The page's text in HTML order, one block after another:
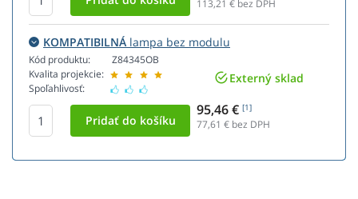
113,21 € bez DPH
KOMPATIBILNÁ lampa bez modulu
Kód produktu:
Kvalita projekcie:
Spoľahlivosť:
Z84345OB
Externý sklad
95,46 € [1]
77,61 € bez DPH